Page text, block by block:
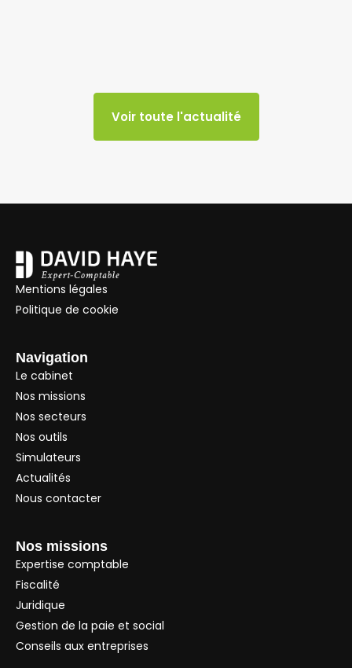
Voir toute l'actualité
Mentions légales
Politique de cookie
Navigation
Le cabinet
Nos missions
Nos secteurs
Nos outils
Simulateurs
Actualités
Nous contacter
Nos missions
Expertise comptable
Fiscalité
Juridique
Gestion de la paie et social
Conseils aux entreprises